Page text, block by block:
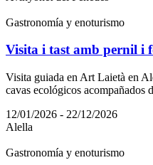
Gastronomía y enoturismo
Visita i tast amb pernil i
Visita guiada en Art Laietà en
cavas ecológicos acompañados
12/01/2026 - 22/12/2026
Alella
Gastronomía y enoturismo